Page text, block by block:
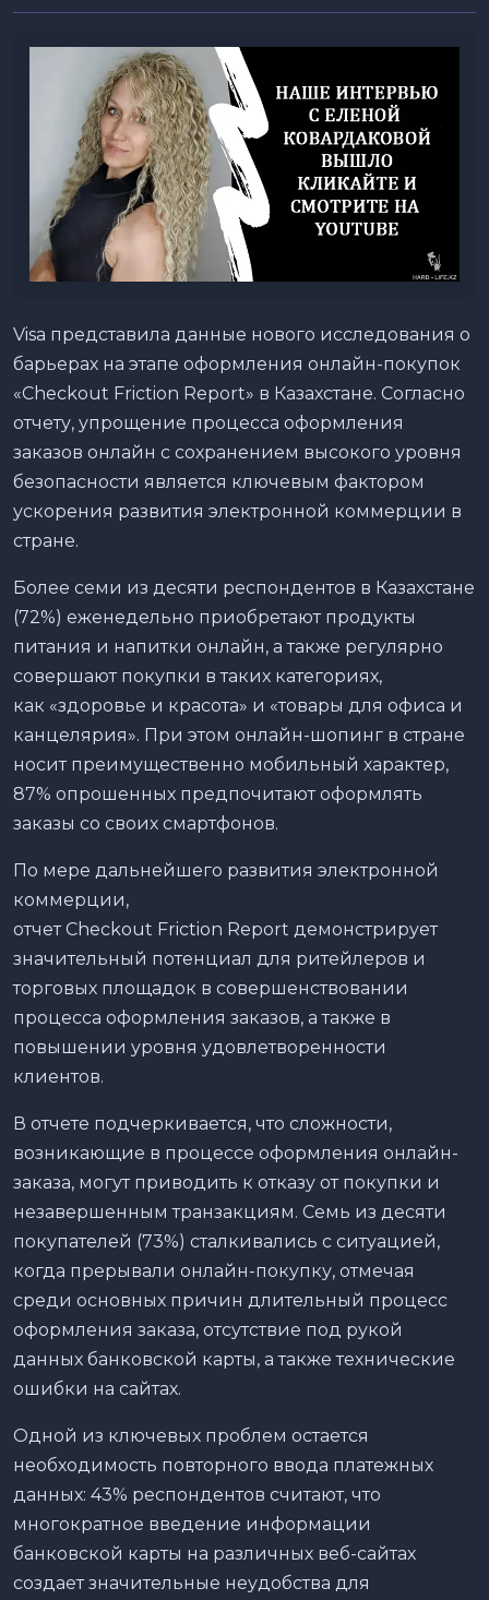
Visa представила данные нового исследования о
барьерах на этапе оформления онлайн-покупок
«Checkout Friction Report» в Казахстане. Согласно
отчету, упрощение процесса оформления
заказов онлайн с сохранением высокого уровня
безопасности является ключевым фактором
ускорения развития электронной коммерции в
стране.
Более семи из десяти респондентов в Казахстане
(72%) еженедельно приобретают продукты
питания и напитки онлайн, а также регулярно
совершают покупки в таких категориях,
как «здоровье и красота» и «товары для офиса и
канцелярия». При этом онлайн-шопинг в стране
носит преимущественно мобильный характер,
87% опрошенных предпочитают оформлять
заказы со своих смартфонов.
По мере дальнейшего развития электронной
коммерции,
отчет Checkout Friction Report демонстрирует
значительный потенциал для ритейлеров и
торговых площадок в совершенствовании
процесса оформления заказов, а также в
повышении уровня удовлетворенности
клиентов.
В отчете подчеркивается, что сложности,
возникающие в процессе оформления онлайн-
заказа, могут приводить к отказу от покупки и
незавершенным транзакциям. Семь из десяти
покупателей (73%) сталкивались с ситуацией,
когда прерывали онлайн-покупку, отмечая
среди основных причин длительный процесс
оформления заказа, отсутствие под рукой
данных банковской карты, а также технические
ошибки на сайтах.
Одной из ключевых проблем остается
необходимость повторного ввода платежных
данных: 43% респондентов считают, что
многократное введение информации
банковской карты на различных веб-сайтах
создает значительные неудобства для